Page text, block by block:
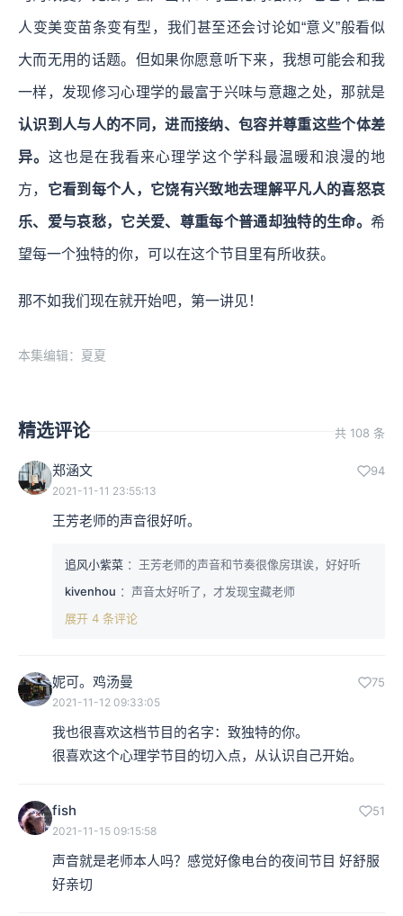
人变美变苗条变有型，我们甚至还会讨论如“意义”般看似
大而无用的话题。但如果你愿意听下来，我想可能会和我
一样，发现修习心理学的最富于兴味与意趣之处，那就是
认识到人与人的不同，进而接纳、包容并尊重这些个体差
异。这也是在我看来心理学这个学科最温暖和浪漫的地
方， 它看到每个人，它饶有兴致地去理解平凡人的喜怒哀
乐、爱与哀愁，它关爱、尊重每个普通却独特的生命。 希
望每一个独特的你，可以在这个节目里有所收获。
那不如我们现在就开始吧，第一讲见！
本集编辑：夏夏
精选评论 共 108 条
郑涵文 94
2021-11-11 23:55:13
王芳老师的声音很好听。
追风小紫菜 ：王芳老师的声音和节奏很像房琪诶，好好听
kivenhou ：声音太好听了，才发现宝藏老师
展开 4 条评论
妮可。鸡汤曼 75
2021-11-12 09:33:05
我也很喜欢这档节目的名字：致独特的你。
很喜欢这个心理学节目的切入点，从认识自己开始。
fish 51
2021-11-15 09:15:58
声音就是老师本人吗？感觉好像电台的夜间节目 好舒服
好亲切